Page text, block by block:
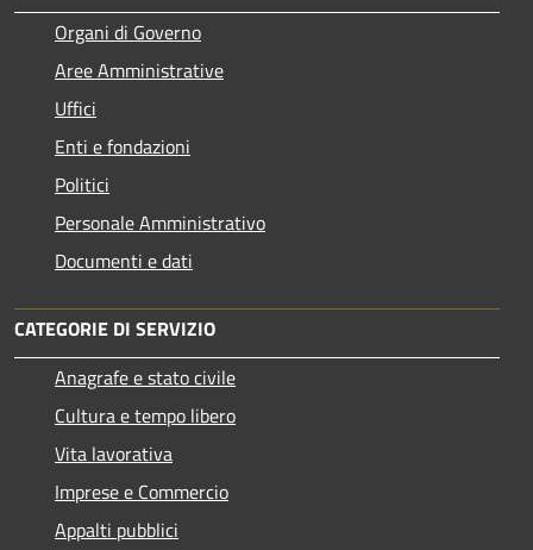
Organi di Governo
Aree Amministrative
Uffici
Enti e fondazioni
Politici
Personale Amministrativo
Documenti e dati
CATEGORIE DI SERVIZIO
Anagrafe e stato civile
Cultura e tempo libero
Vita lavorativa
Imprese e Commercio
Appalti pubblici